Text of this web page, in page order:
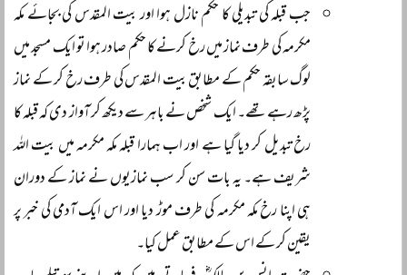
جب قبلہ کی تبدیلی کا حکم نازل ہوا اور بیت المقدس کی بجائے مکہ
مکرمہ کی طرف نماز میں رخ کرنے کا حکم صادر ہوا تو ایک مسجد میں
لوگ سابقہ حکم کے مطابق بیت المقدس کی طرف رخ کر کے نماز
پڑھ رہے تھے۔ ایک شخص نے باہر سے دیکھ کر آواز دی کہ قبلہ کا
رخ تبدیل کر دیا گیا ہے اور اب ہمارا قبلہ مکہ مکرمہ میں بیت اللہ
شریف ہے۔ یہ بات سن کر سب نمازیوں نے نماز کے دوران
ہی اپنا رخ مکہ مکرمہ کی طرف موڑ دیا اور اس ایک آدمی کی خبر پر
یقین کر کے اس کے مطابق عمل کیا۔